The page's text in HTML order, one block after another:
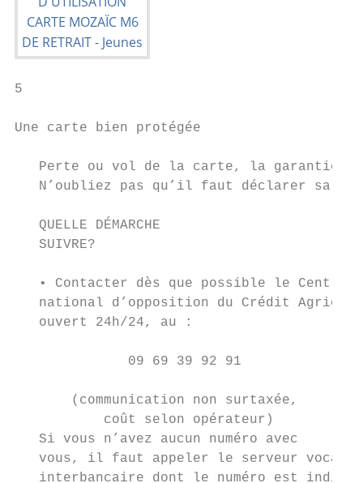
5
Une carte bien protégée
Perte ou vol de la carte, la garantie
N’oubliez pas qu’il faut déclarer sa
QUELLE DÉMARCHE
SUIVRE?
• Contacter dès que possible le Centre
national d’opposition du Crédit
ouvert 24h/24, au :
              09 69 39 92 91
(communication non surtaxée,
           coût selon opérateur)
Si vous n’avez aucun numéro avec
vous, il faut appeler le serveur vocal
interbancaire dont le numéro est indi-